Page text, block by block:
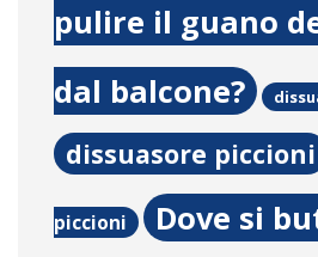
pulire il guano
dal balcone?
dissuasore piccioni
piccioni
Dove si